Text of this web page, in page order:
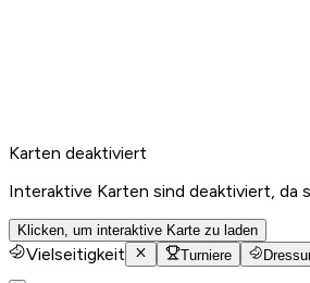
Karten deaktiviert
Interaktive Karten sind deaktiviert, da
Klicken, um interaktive Karte zu laden
Vielseitigkeit Turniere